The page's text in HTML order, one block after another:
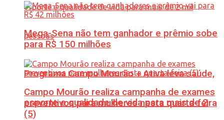
Programa Campo Mourão + Ativa leva saúde,
esporte e qualidade de vida para mais de 2
Mega-Sena não tem ganhador e prêmio sobe
para R$ 150 milhões
Campo Mourão realiza campanha de exames
preventivos para mulheres nesta quarta-feira
(5)